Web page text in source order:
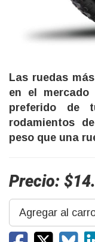
Las ruedas
en el
preferido de
rodamientos
peso que una
Precio:
Agregar al